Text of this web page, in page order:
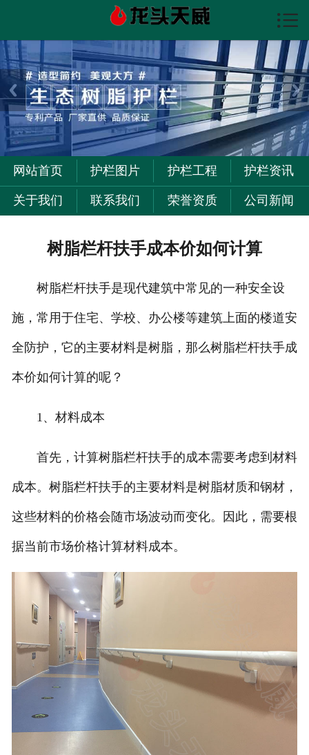

护栏图片
护栏资讯
护栏工程
关于我们
联系我们

网站首页 护栏图片 护栏工程 护栏资讯
关于我们 联系我们 荣誉资质 公司新闻
树脂栏杆扶手成本价如何计算
树脂栏杆扶手是现代建筑中常见的一种安全设
施，常用于住宅、学校、办公楼等建筑上面的楼道安
全防护，它的主要材料是树脂，那么树脂栏杆扶手成
本价如何计算的呢？
1、材料成本
首先，计算树脂栏杆扶手的成本需要考虑到材料
成本。树脂栏杆扶手的主要材料是树脂材质和钢材，
这些材料的价格会随市场波动而变化。因此，需要根
据当前市场价格计算材料成本。